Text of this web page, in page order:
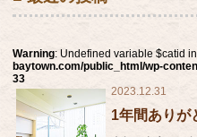
Warning: Undefined variable $catid
baytown.com/public_html/wp-
33
2023.12.31
1年間あり